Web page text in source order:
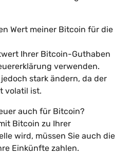
Wert meiner Bitcoin für die
Ihrer Bitcoin-Guthaben
verwenden.
stark ändern, da der
volatil ist.
auch für Bitcoin?
Bitcoin zu Ihrer
wird, müssen Sie auch die
Einkünfte zahlen.